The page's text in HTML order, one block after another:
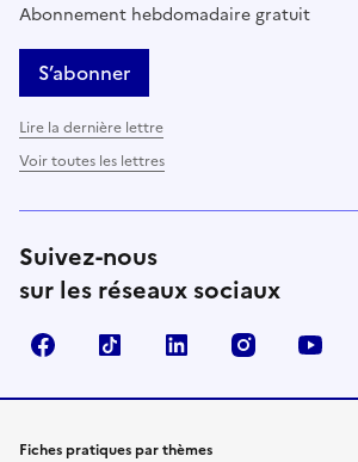
Abonnement hebdomadaire gratuit
S’abonner
Lire la dernière lettre
Voir toutes les lettres
Suivez-nous
sur les réseaux sociaux
FacebookTikTok LinkedIn Instagram
Fiches pratiques par thèmes